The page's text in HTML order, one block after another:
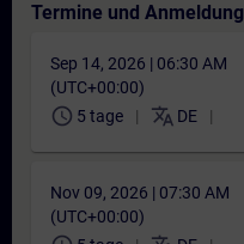
Termine und Anmeldung
Sep 14, 2026 | 06:30 AM
(UTC+00:00)
schedule 5 tage translate DE
Nov 09, 2026 | 07:30 AM
(UTC+00:00)